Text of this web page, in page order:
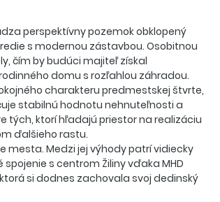
perspektívny pozemok obklopený
s modernou zástavbou. Osobitnou
čím by budúci majiteľ získal
domu s rozľahlou záhradou.
charakteru predmestskej štvrte,
stabilnú hodnotu nehnuteľnosti a
tých, ktorí hľadajú priestor na realizáciu
ďalšieho rastu.
mesta. Medzi jej výhody patrí vidiecky
s centrom Žiliny vďaka MHD
si dodnes zachovala svoj dedinský